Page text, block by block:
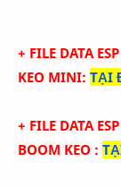
+ FILE DATA
KEO MINI: TẠI
+ FILE DATA
BOOM KEO :